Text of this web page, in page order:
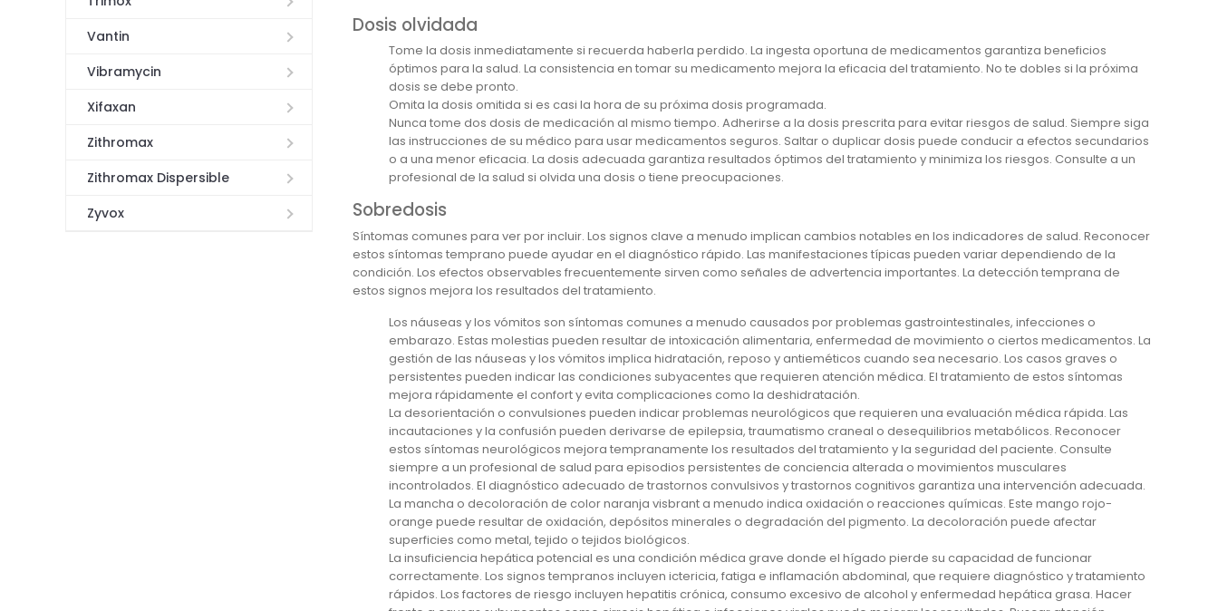
Vantin
Vibramycin
Xifaxan
Zithromax
Zithromax Dispersible
Zyvox
Dosis olvidada
Tome la dosis inmediatamente si recuerda haberla perdido. La ingesta oportuna de medicamentos garantiza beneficios
óptimos para la salud. La consistencia en tomar su medicamento mejora la eficacia del tratamiento. No te dobles si la próxima
dosis se debe pronto.
Omita la dosis omitida si es casi la hora de su próxima dosis programada.
Nunca tome dos dosis de medicación al mismo tiempo. Adherirse a la dosis prescrita para evitar riesgos de salud. Siempre siga
las instrucciones de su médico para usar medicamentos seguros. Saltar o duplicar dosis puede conducir a efectos secundarios
o a una menor eficacia. La dosis adecuada garantiza resultados óptimos del tratamiento y minimiza los riesgos. Consulte a un
profesional de la salud si olvida una dosis o tiene preocupaciones.
Sobredosis
Síntomas comunes para ver por incluir. Los signos clave a menudo implican cambios notables en los indicadores de salud. Reconocer
estos síntomas temprano puede ayudar en el diagnóstico rápido. Las manifestaciones típicas pueden variar dependiendo de la
condición. Los efectos observables frecuentemente sirven como señales de advertencia importantes. La detección temprana de
estos signos mejora los resultados del tratamiento.
Los náuseas y los vómitos son síntomas comunes a menudo causados por problemas gastrointestinales, infecciones o
embarazo. Estas molestias pueden resultar de intoxicación alimentaria, enfermedad de movimiento o ciertos medicamentos. La
gestión de las náuseas y los vómitos implica hidratación, reposo y antieméticos cuando sea necesario. Los casos graves o
persistentes pueden indicar las condiciones subyacentes que requieren atención médica. El tratamiento de estos síntomas
mejora rápidamente el confort y evita complicaciones como la deshidratación.
La desorientación o convulsiones pueden indicar problemas neurológicos que requieren una evaluación médica rápida. Las
incautaciones y la confusión pueden derivarse de epilepsia, traumatismo craneal o desequilibrios metabólicos. Reconocer
estos síntomas neurológicos mejora tempranamente los resultados del tratamiento y la seguridad del paciente. Consulte
siempre a un profesional de salud para episodios persistentes de conciencia alterada o movimientos musculares
incontrolados. El diagnóstico adecuado de trastornos convulsivos y trastornos cognitivos garantiza una intervención adecuada.
La mancha o decoloración de color naranja visbrant a menudo indica oxidación o reacciones químicas. Este mango rojo-
orange puede resultar de oxidación, depósitos minerales o degradación del pigmento. La decoloración puede afectar
superficies como metal, tejido o tejidos biológicos.
La insuficiencia hepática potencial es una condición médica grave donde el hígado pierde su capacidad de funcionar
correctamente. Los signos tempranos incluyen ictericia, fatiga e inflamación abdominal, que requiere diagnóstico y tratamiento
rápidos. Los factores de riesgo incluyen hepatitis crónica, consumo excesivo de alcohol y enfermedad hepática grasa. Hacer